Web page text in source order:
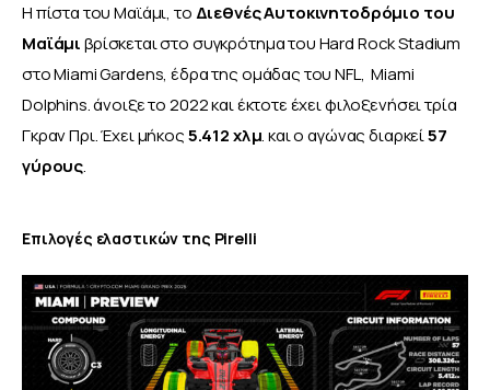
Η πίστα του Μαϊάμι, το Διεθνές Αυτοκινητοδρόμιο του
Μαϊάμι βρίσκεται στο συγκρότημα του Hard Rock Stadium
στο Miami Gardens, έδρα της ομάδας του NFL,  Miami
Dolphins. άνοιξε το 2022 και έκτοτε έχει φιλοξενήσει τρία
Γκραν Πρι. Έχει μήκος 5.412 χλμ. και ο αγώνας διαρκεί 57
γύρους.
Επιλογές ελαστικών της Pirelli